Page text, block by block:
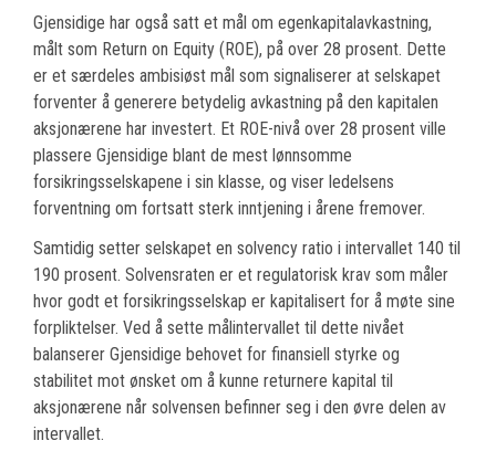
Gjensidige har også satt et mål om egenkapitalavkastning,
målt som Return on Equity (ROE), på over 28 prosent. Dette
er et særdeles ambisiøst mål som signaliserer at selskapet
forventer å generere betydelig avkastning på den kapitalen
aksjonærene har investert. Et ROE-nivå over 28 prosent ville
plassere Gjensidige blant de mest lønnsomme
forsikringsselskapene i sin klasse, og viser ledelsens
forventning om fortsatt sterk inntjening i årene fremover.
Samtidig setter selskapet en solvency ratio i intervallet 140 til
190 prosent. Solvensraten er et regulatorisk krav som måler
hvor godt et forsikringsselskap er kapitalisert for å møte sine
forpliktelser. Ved å sette målintervallet til dette nivået
balanserer Gjensidige behovet for finansiell styrke og
stabilitet mot ønsket om å kunne returnere kapital til
aksjonærene når solvensen befinner seg i den øvre delen av
intervallet.